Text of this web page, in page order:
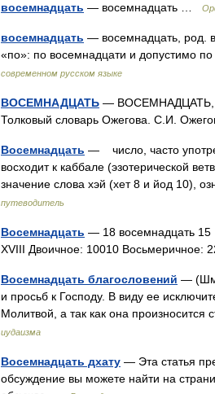
восемнадцать — восемнадцать …
восемнадцать — восемнадцать, род.
«по»: по восемнадцати и допустимо
современном русском языке
ВОСЕМНАДЦАТЬ — ВОСЕМНАДЦАТЬ, и,
Толковый словарь Ожегова. С.И.
Восемнадцать — число, часто
восходит к каббале (эзотерической
значение слова хэй (хет 8 и йод 10),
путеводитель
Восемнадцать — 18 восемнадцать 15
XVIII Двоичное: 10010 Восьмеричное:
Восемнадцать благословений —
и просьб к Господу. В виду ее
Молитвой, а так как она
иудаизма
Восемнадцать дхату — Эта статья
обсуждение вы можете найти на